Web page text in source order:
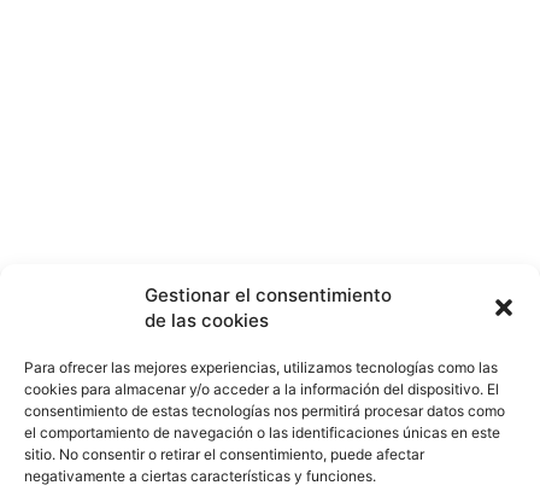
Gestionar el consentimiento
de las cookies
Para ofrecer las mejores experiencias, utilizamos tecnologías como las
cookies para almacenar y/o acceder a la información del dispositivo. El
consentimiento de estas tecnologías nos permitirá procesar datos como
el comportamiento de navegación o las identificaciones únicas en este
sitio. No consentir o retirar el consentimiento, puede afectar
negativamente a ciertas características y funciones.